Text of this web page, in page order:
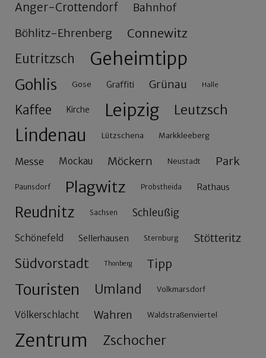
Anger-Crottendorf Bahnhof
Böhlitz-Ehrenberg Connewitz
Eutritzsch Geheimtipp
Gohlis Gose Graffiti Grünau Halle
Kaffee Kirche Leipzig Leutzsch
Lindenau Lützschena Markkleeberg
Messe Mockau Möckern Neustadt Park
Paunsdorf Plagwitz Probstheida Rathaus
Reudnitz Sachsen Schleußig
Schönefeld Sellerhausen Sternburg Stötteritz
Südvorstadt Thonberg Tipp
Touristen Umland Volkmarsdorf
Völkerschlacht Wahren Waldstraßenviertel
Zentrum Zschocher